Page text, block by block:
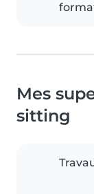
Mes
sitting